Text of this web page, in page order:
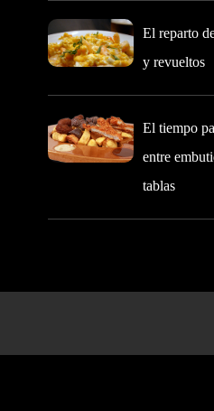
El reparto
y revueltos
El tiempo
entre
tablas